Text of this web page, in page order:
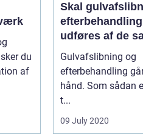
du
af
Skal
efterbehandling
udføres af de
Gulvafslibning og
efterbehandling
hånd. Som sådan
t...
09 July 2020